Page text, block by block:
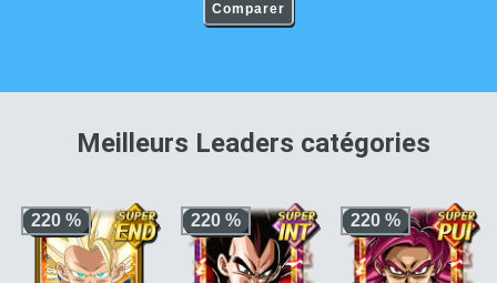
Comparer
Meilleurs Leaders catégoriespour
220 % 220 % 220 %